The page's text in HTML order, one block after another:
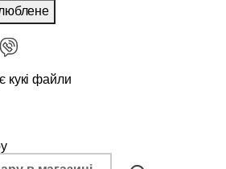
кукі файли